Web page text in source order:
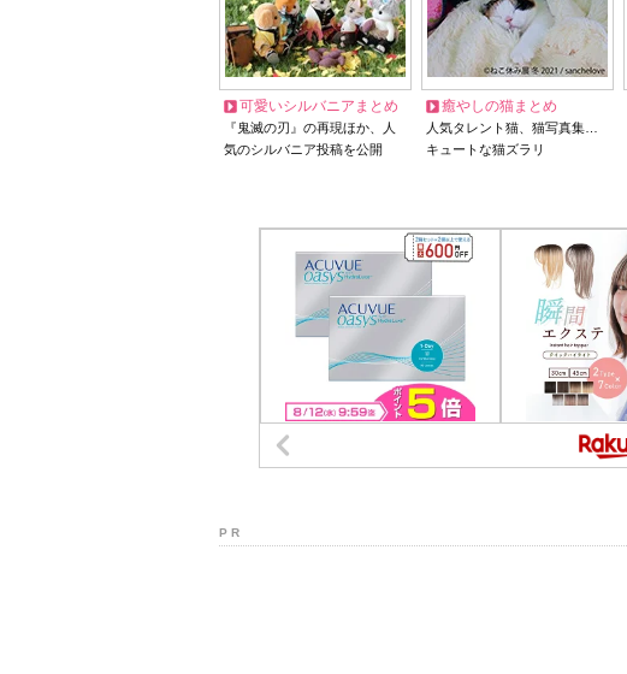
可愛いシルバニアまとめ
『鬼滅の刃』の再現ほか、人
気のシルバニア投稿を公開
癒やしの猫まとめ
人気タレント猫、猫写真集…
キュートな猫ズラリ
P R